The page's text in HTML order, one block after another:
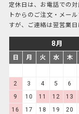
定休日は、お電話での
トからのご注文・メー
すが、ご連絡は翌営業
8月
日 月 火 水 木
2
3 4 5 6
9
10 11 12 13
16
17 18 19 20